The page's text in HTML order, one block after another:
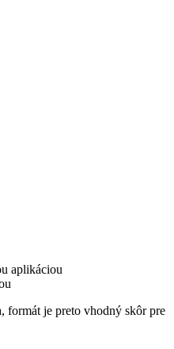
aplikáciou
je preto vhodný skôr pre